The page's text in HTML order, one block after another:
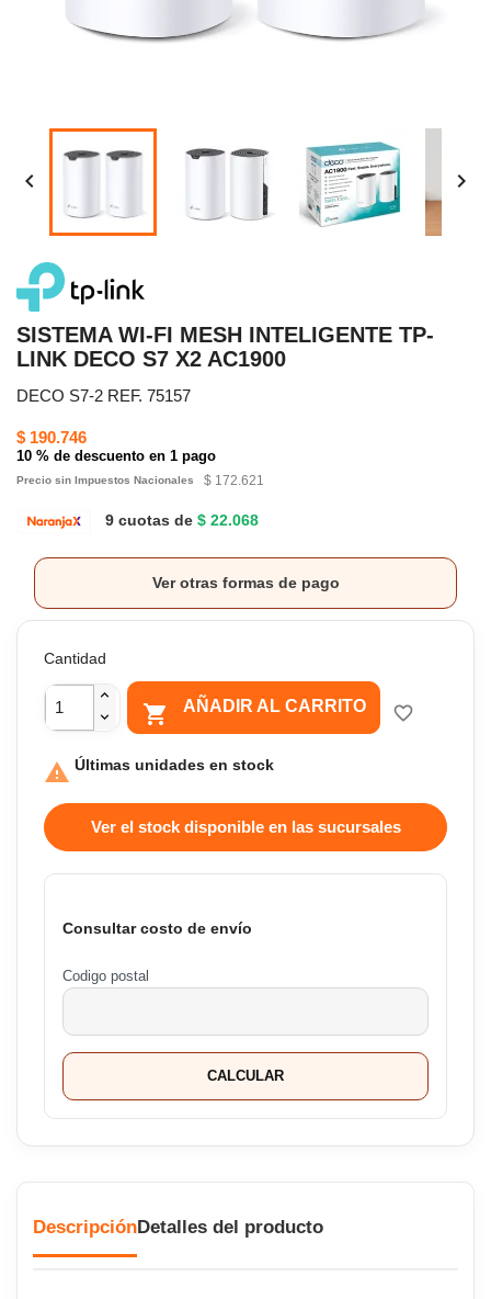
 
SISTEMA WI-FI MESH INTELIGENTE TP-
LINK DECO S7 X2 AC1900
DECO S7-2 REF. 75157
$ 190.746
10 % de descuento en 1 pago
Precio sin Impuestos Nacionales $ 172.621
9 cuotas de $ 22.068
Ver otras formas de pago
Cantidad
 AÑADIR AL CARRITO favorite_border
 Últimas unidades en stock
Ver el stock disponible en las sucursales
Consultar costo de envío
Codigo postal
CALCULAR
DescripciónDetalles del producto